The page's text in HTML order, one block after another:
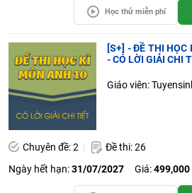
Học thử miễn phí
[S+] - ĐỀ THI HỌC
- CÓ LỜI GIẢI CHI
Giáo viên:
Chuyên đề: 2
Đề thi: 26
Ngày hết hạn:31/07/2027 Giá:499,000